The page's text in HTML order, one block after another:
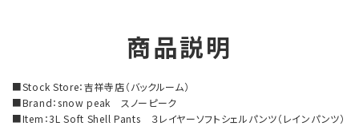
商品説明
■Stock Store：吉祥寺店（バックルーム）
■Brand：snow peak スノーピーク
■Item：3L Soft Shell Pants ３レイヤーソフトシェルパンツ（レインパンツ）